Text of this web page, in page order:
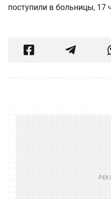
поступили в больницы, 17